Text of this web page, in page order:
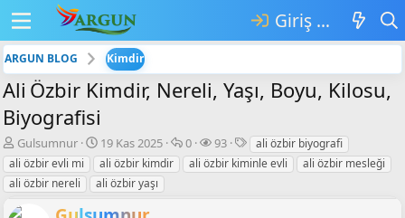
Giriş yap
ARGUN BLOG Kimdir
Ali Özbir Kimdir, Nereli, Yaşı, Boyu, Kilosu,
Biyografisi
K
o
n
b
u
Gulsumnur
B
a
ş
l
19 Kas 2025
💬
C
e
0
👁️‍🗨️
G
ö
93
E
t
i
ali özbir biyografi
ali özbir evli mi
ali özbir kimdir ali özbir kiminle evli
ali özbir mesleği
ali özbir nereli
ali özbir yaşı